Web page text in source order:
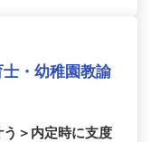
・幼稚園教諭
＞内定時に支度